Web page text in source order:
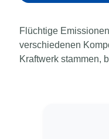
Flüchtige
verschiedenen
Kraftwerk stammen,